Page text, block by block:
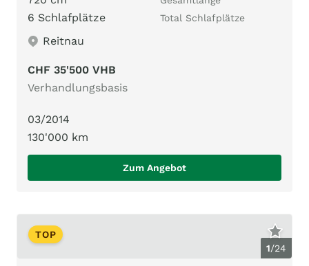
6 Schlafplätze Total Schlafplätze
Reitnau
CHF 35'500 VHB
Verhandlungsbasis
03/2014
130'000 km
Zum Angebot
1/24
TOP